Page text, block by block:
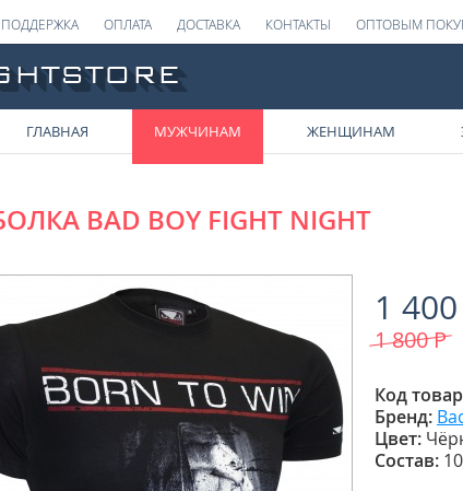
ПОДДЕРЖКА ОПЛАТА ДОСТАВКА КОНТАКТЫ ОПТОВЫМ
ГЛАВНАЯ МУЖЧИНАМ ЖЕНЩИНАМ
BAD BOY FIGHT NIGHT
1
1 800Р
Код
Бренд:
Цвет:
Состав: